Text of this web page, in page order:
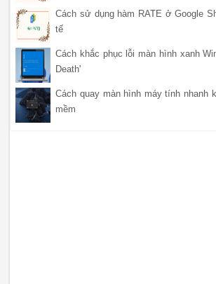
Cách sử dụng hàm RATE ở Google
tế
Cách khắc phục lỗi màn hình xanh
Death'
Cách quay màn hình máy tính nhanh
mềm